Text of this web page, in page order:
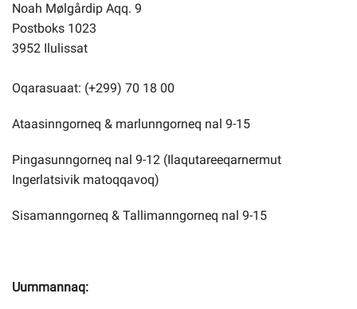
Noah Mølgårdip Aqq. 9
Postboks 1023
3952 Ilulissat
Oqarasuaat: (+299) 70 18 00
Ataasinngorneq & marlunngorneq nal 9-15
Pingasunngorneq nal 9-12 (Ilaqutareeqarnermut
Ingerlatsivik matoqqavoq)
Sisamanngorneq & Tallimanngorneq nal 9-15
Uummannaq: